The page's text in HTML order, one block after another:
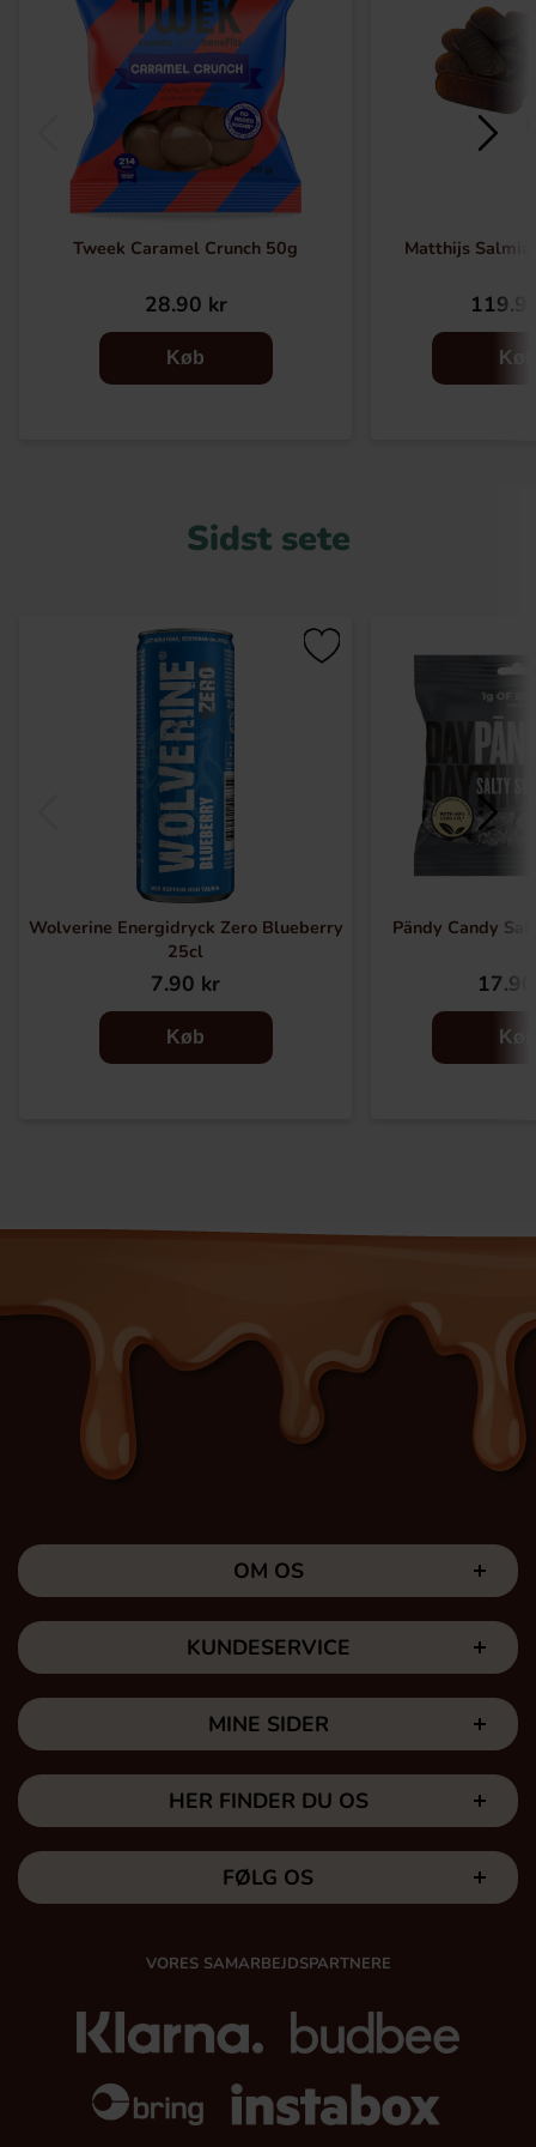
Tweek Caramel Crunch 50g
28.90 kr
Køb
Matthijs
Køb
Sidst sete
Wolverine Energidryck Zero Blueberry
25cl
7.90 kr
Køb
Pändy Candy
Køb
OM OS
KUNDESERVICE
MINE SIDER
HER FINDER DU OS
FØLG OS
VORES SAMARBEJDSPARTNERE